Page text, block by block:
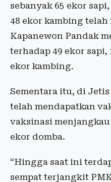
sebanyak 65 ekor
48 ekor kambing
Kapanewon Pandak
terhadap 49 ekor sapi,
ekor kambing.
Sementara itu, di
telah mendapatkan
vaksinasi menjangkau
ekor domba.
“Hingga saat ini
sempat terjangkit